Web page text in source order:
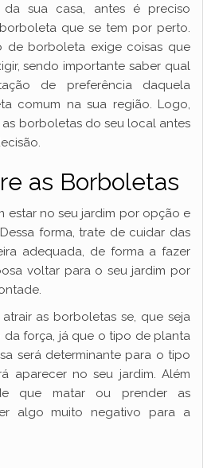
sua casa, antes é preciso
que se tem por perto.
de borboleta exige coisas que
sendo importante saber qual
de preferência daquela
comum na sua região. Logo,
borboletas do seu local antes
as Borboletas
estar no seu jardim por opção e
forma, trate de cuidar das
adequada, de forma a fazer
voltar para o seu jardim por
as borboletas se, que seja
da força, já que o tipo de planta
será determinante para o tipo
aparecer no seu jardim. Além
que matar ou prender as
algo muito negativo para a